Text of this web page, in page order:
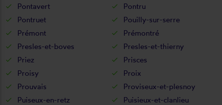
Pontavert
Pontru
Pontruet
Pouilly-sur-serre
Prémont
Prémontré
Presles-et-boves
Presles-et-thierny
Priez
Prisces
Proisy
Proix
Prouvais
Proviseux-et-plesnoy
Puiseux-en-retz
Puisieux-et-clanlieu